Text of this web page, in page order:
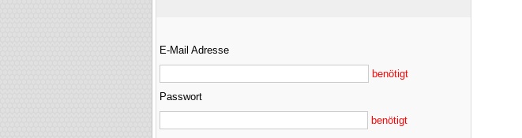
E-Mail Adresse
benötigt
Passwort
benötigt